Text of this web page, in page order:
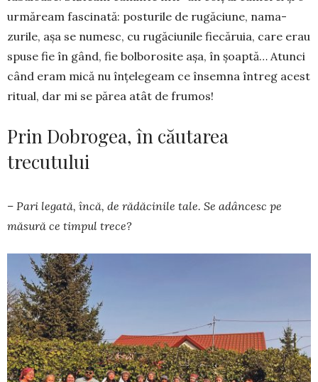
ur­mă­ream fascinată: pos­turile de ru­­gă­ciu­ne, na­ma­
zurile, așa se nu­mesc, cu rugă­ciunile fiecăruia, care erau
spuse fie în gând, fie bolborosite așa, în șoaptă… Atunci
când eram mică nu înțele­geam ce însemna întreg acest
ritual, dar mi se părea atât de frumos!
Prin Dobrogea, în căutarea
trecutului
– Pari legată, încă, de rădăcinile tale. Se adân­cesc pe
măsură ce timpul trece?